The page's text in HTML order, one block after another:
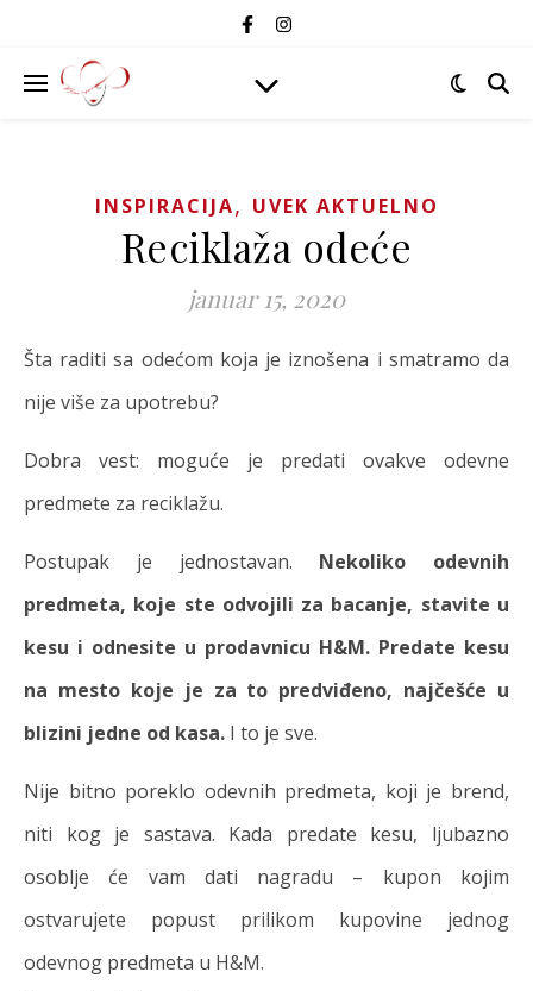
INSPIRACIJA, UVEK AKTUELNO
Reciklaža odeće
januar 15, 2020
Šta raditi sa odećom koja je iznošena i smatramo da
nije više za upotrebu?
Dobra vest: moguće je predati ovakve odevne
predmete za reciklažu.
Postupak je jednostavan. Nekoliko odevnih
predmeta, koje ste odvojili za bacanje, stavite u
kesu i odnesite u prodavnicu H&M. Predate kesu
na mesto koje je za to predviđeno, najčešće u
blizini jedne od kasa. I to je sve.
Nije bitno poreklo odevnih predmeta, koji je brend,
niti kog je sastava. Kada predate kesu, ljubazno
osoblje će vam dati nagradu – kupon kojim
ostvarujete popust prilikom kupovine jednog
odevnog predmeta u H&M.